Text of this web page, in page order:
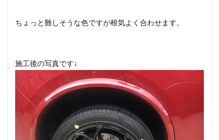
ちょっと難しそうな色ですが根気よく合わせます。
施工後の写真です↓